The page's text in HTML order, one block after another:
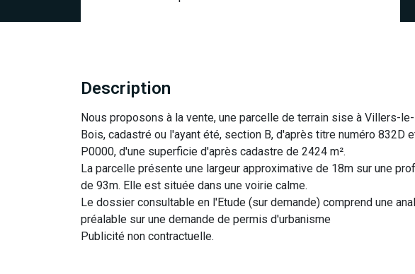
Description
Nous proposons à la vente, une parcelle de terrain sise à Villers-
Bois, cadastré ou l'ayant été, section B, d'après titre numéro 832D
P0000, d'une superficie d'après cadastre de 2424 m².
La parcelle présente une largeur approximative de 18m sur une
de 93m. Elle est située dans une voirie calme.
Le dossier consultable en l'Etude (sur demande) comprend une
préalable sur une demande de permis d'urbanisme
Publicité non contractuelle.